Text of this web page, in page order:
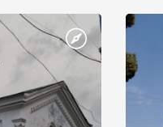
честь